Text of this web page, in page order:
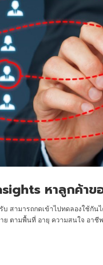
หาลูกค้า
สามารถกดเข้าไปทดลองใช้กัน
ย ตามพื้นที่ อายุ ความสนใจ อาชี